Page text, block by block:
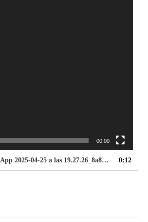
00:00
2025-04-25 a las 19.27.26_8a8d4946 0:12